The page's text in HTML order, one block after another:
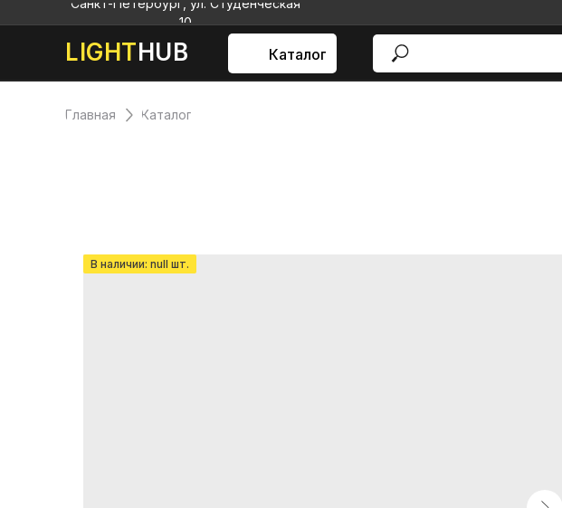
LIGHTHUB
Санкт-Петербург, ул. Студенческая
10
Каталог
Каталог
Главная